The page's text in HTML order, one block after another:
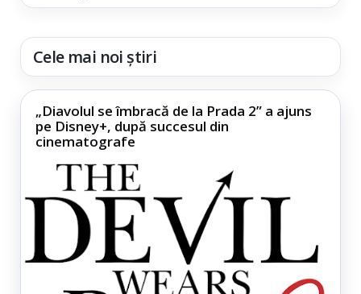
Cele mai noi știri
„Diavolul se îmbracă de la Prada 2” a ajuns
pe Disney+, după succesul din
cinematografe